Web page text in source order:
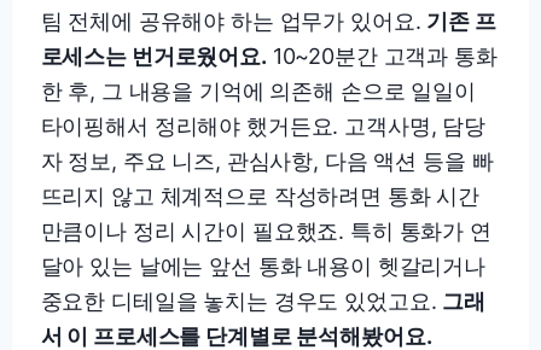
팀 전체에 공유해야 하는 업무가 있어요. 기존 프
로세스는 번거로웠어요. 10~20분간 고객과 통화
한 후, 그 내용을 기억에 의존해 손으로 일일이
타이핑해서 정리해야 했거든요. 고객사명, 담당
자 정보, 주요 니즈, 관심사항, 다음 액션 등을 빠
뜨리지 않고 체계적으로 작성하려면 통화 시간
만큼이나 정리 시간이 필요했죠. 특히 통화가 연
달아 있는 날에는 앞선 통화 내용이 헷갈리거나
중요한 디테일을 놓치는 경우도 있었고요. 그래
서 이 프로세스를 단계별로 분석해봤어요.